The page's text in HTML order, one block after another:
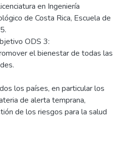
en Ingeniería
de Costa Rica, Escuela de
ODS 3:
el bienestar de todas las
los países, en particular los
de alerta temprana,
de los riesgos para la salud